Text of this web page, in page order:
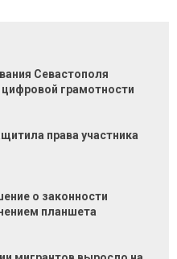
Севастополя
грамотности
права участника
о законности
планшета